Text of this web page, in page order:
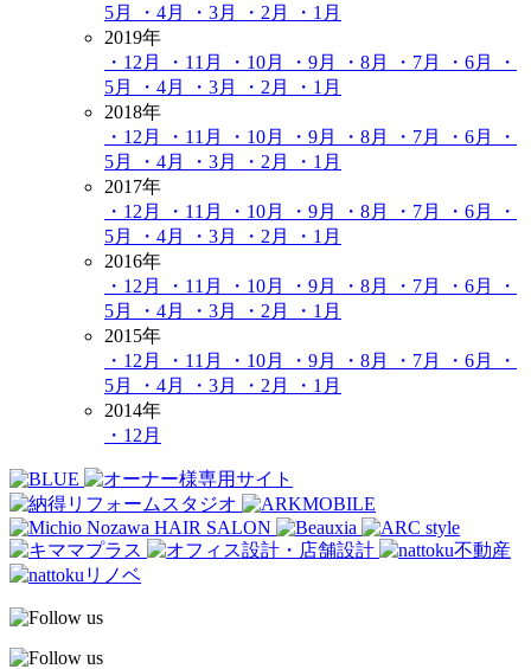
5月
・4月 ・3月 ・2月
・1月
2019年
・12月
・11月 ・10月 ・9月 ・8月 ・7月 ・6月
・
5月
・4月 ・3月 ・2月
・1月
2018年
・12月
・11月 ・10月 ・9月 ・8月 ・7月 ・6月
・
5月
・4月 ・3月 ・2月
・1月
2017年
・12月
・11月 ・10月 ・9月 ・8月 ・7月 ・6月
・
5月
・4月 ・3月 ・2月
・1月
2016年
・12月
・11月 ・10月 ・9月 ・8月 ・7月 ・6月
・
5月
・4月 ・3月 ・2月
・1月
2015年
・12月
・11月 ・10月 ・9月 ・8月 ・7月 ・6月
・
5月
・4月 ・3月 ・2月
・1月
2014年
・12月